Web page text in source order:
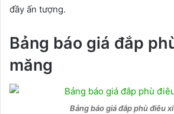
đầy ấn tượng.
Bảng báo giá đắp
măng
Bảng báo giá đắp phù điêu